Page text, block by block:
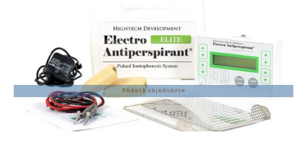
Přidat k objednávce